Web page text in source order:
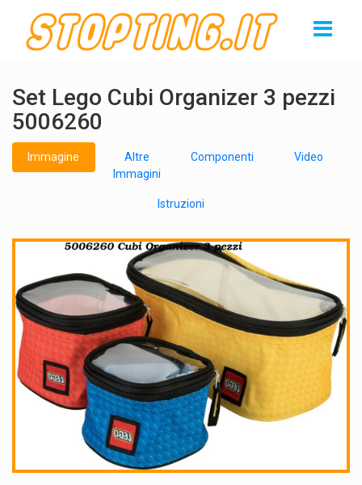
Set Lego Cubi Organizer 3 pezzi
5006260
Immagine
Altre
Immagini
Componenti Video
Istruzioni